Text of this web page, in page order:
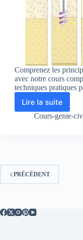
Comprenez les
avec notre cours
techniques pratiques
Lire la suite
Cours
sur
Cours-genie-
PRÉCÉDENT